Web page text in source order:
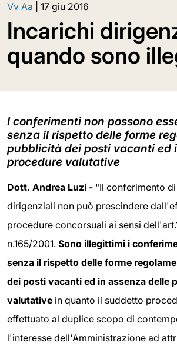
Vv Aa 17 giu 2016
Incarichi
quando sono
I conferimenti non possono
senza il rispetto delle forme
pubblicità dei posti vacanti ed
procedure valutative
Dott. Andrea Luzi - "Il conferimento
dirigenziali non può prescindere
procedure concorsuali ai sensi
n.165/2001. Sono illegittimi i
senza il rispetto delle forme
dei posti vacanti ed in assenza delle
valutative in quanto il suddetto
effettuato al duplice scopo di
l'interesse dell'Amministrazione ad